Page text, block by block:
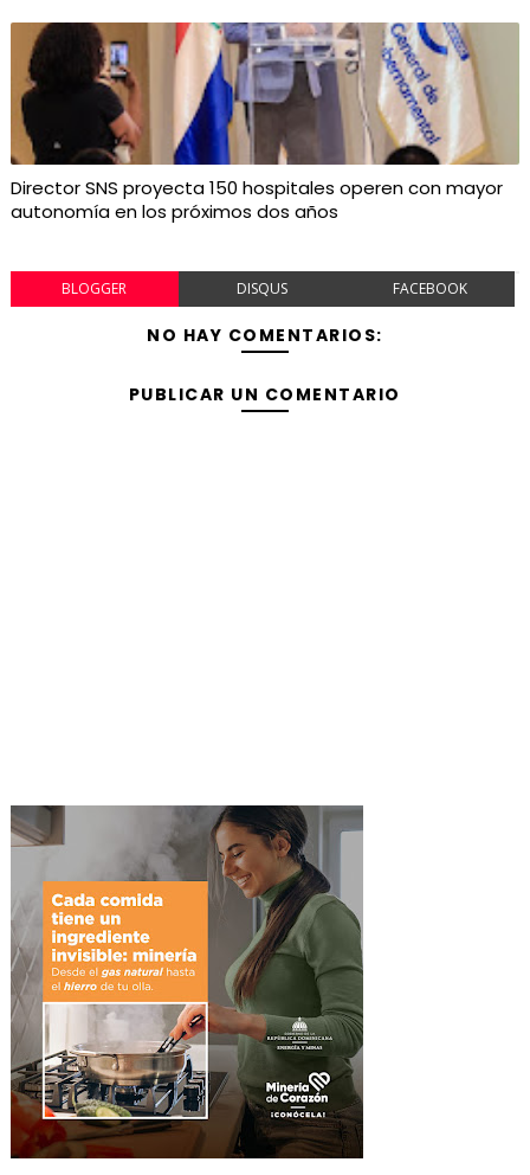
Director SNS proyecta 150 hospitales operen con mayor
autonomía en los próximos dos años
BLOGGER DISQUS FACEBOOK
NO HAY COMENTARIOS:
PUBLICAR UN COMENTARIO